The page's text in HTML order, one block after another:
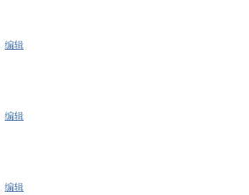
编辑
编辑
编辑